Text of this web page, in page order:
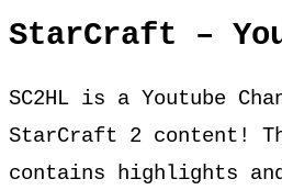
StarCraft –
SC2HL is a Youtube
StarCraft 2 content!
contains highlights